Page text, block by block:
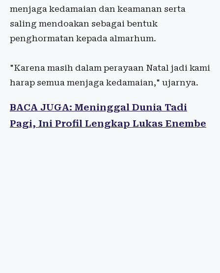
menjaga kedamaian dan keamanan serta
saling mendoakan sebagai bentuk
penghormatan kepada almarhum.
"Karena masih dalam perayaan Natal jadi kami
harap semua menjaga kedamaian," ujarnya.
BACA JUGA: Meninggal Dunia Tadi
Pagi, Ini Profil Lengkap Lukas Enembe